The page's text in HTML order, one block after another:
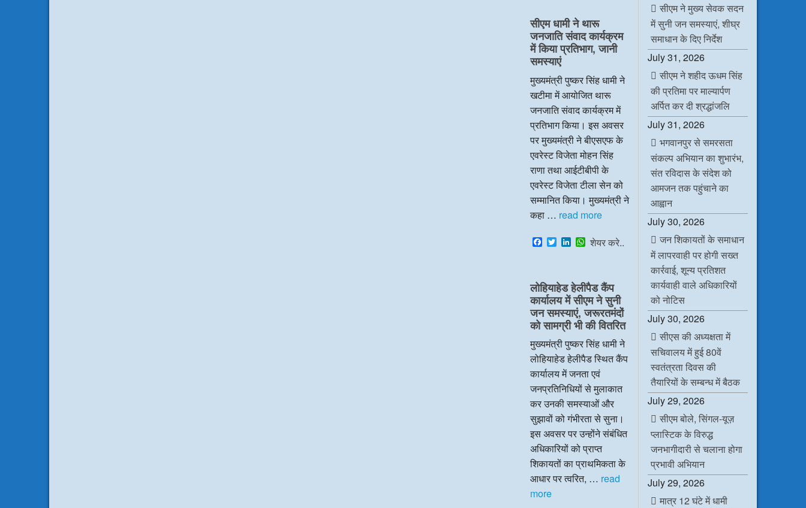
o
o
k
e
r
e
d
I
n
A
p
p
सीएम धामी ने थारू
जनजाति संवाद कार्यक्रम
में किया प्रतिभाग, जानी
समस्याएं
मुख्यमंत्री पुष्कर सिंह धामी ने
खटीमा में आयोजित थारू
जनजाति संवाद कार्यक्रम में
प्रतिभाग किया। इस अवसर
पर मुख्यमंत्री ने बीएसएफ के
एवरेस्ट विजेता मोहन सिंह
राणा तथा आईटीबीपी के
एवरेस्ट विजेता टीला सेन को
सम्मानित किया। मुख्यमंत्री ने
कहा … read more
F
a
b
o
o
k
T
w
t
e
r
L
i
e
d
I
n
W
h
s
A
p
p
शेयर करे..
लोहियाहेड हेलीपैड कैंप
कार्यालय में सीएम ने सुनी
जन समस्याएं, जरूरतमंदों
को सामग्री भी की वितरित
मुख्यमंत्री पुष्कर सिंह धामी ने
लोहियाहेड हेलीपैड स्थित कैंप
कार्यालय में जनता एवं
जनप्रतिनिधियों से मुलाकात
कर उनकी समस्याओं और
सुझावों को गंभीरता से सुना।
इस अवसर पर उन्होंने संबंधित
अधिकारियों को प्राप्त
शिकायतों का प्राथमिकता के
आधार पर त्वरित, … read
more
सीएम ने मुख्य सेवक सदन
में सुनी जन समस्याएं, शीघ्र
समाधान के दिए निर्देश
July 31, 2026
सीएम ने शहीद ऊधम सिंह
की प्रतिमा पर माल्यार्पण
अर्पित कर दी श्रद्धांजलि
July 31, 2026
भगवानपुर से समरसता
संकल्प अभियान का शुभारंभ,
संत रविदास के संदेश को
आमजन तक पहुंचाने का
आह्वान
July 30, 2026
जन शिकायतों के समाधान
में लापरवाही पर होगी सख्त
कार्रवाई, शून्य प्रतिशत
कार्यवाही वाले अधिकारियों
को नोटिस
July 30, 2026
सीएस की अध्यक्षता में
सचिवालय में हुई 80वें
स्वतंत्रता दिवस की
तैयारियों के सम्बन्ध में बैठक
July 29, 2026
सीएम बोले, सिंगल-यूज़
प्लास्टिक के विरुद्ध
जनभागीदारी से चलाना होगा
प्रभावी अभियान
July 29, 2026
मात्र 12 घंटे में धामी